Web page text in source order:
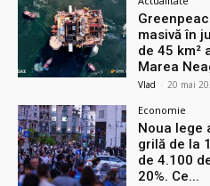
masivă în
de 45 km²
Marea
Vlad - 20 mai
Economie
Noua lege
grilă de la
de 4.100
20%. Ce...